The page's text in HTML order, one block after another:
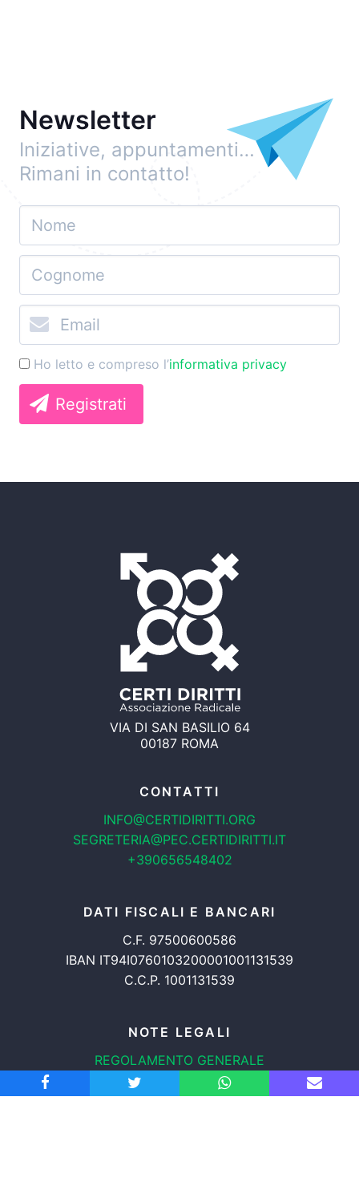
Newsletter
Iniziative, appuntamenti…
Rimani in contatto!
Ho letto e compreso l’informativa privacy
Registrati
VIA DI SAN BASILIO 64
00187 ROMA
CONTATTI
INFO@CERTIDIRITTI.ORG
SEGRETERIA@PEC.CERTIDIRITTI.IT
+390656548402
DATI FISCALI E BANCARI
C.F. 97500600586
IBAN IT94I0760103200001001131539
C.C.P. 1001131539
NOTE LEGALI
REGOLAMENTO GENERALE
PROTEZIONE DATI
INFORMATIVA COOKIES